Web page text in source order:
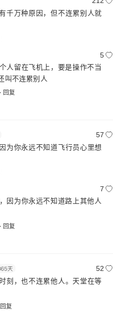
千万种原因，但不连累别人就
5
人留在飞机上，要是操作不当
叫不连累别人
回复
57
为你永远不知道飞行员心里想
7
因为你永远不知道路上其他人
回复
52
刻，也不连累他人。天堂在等
回复